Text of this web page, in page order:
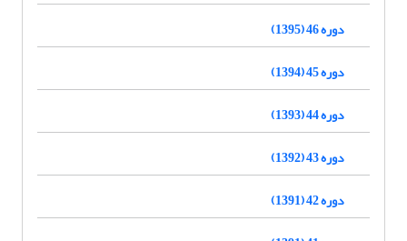
دوره 46 (1395)
دوره 45 (1394)
دوره 44 (1393)
دوره 43 (1392)
دوره 42 (1391)